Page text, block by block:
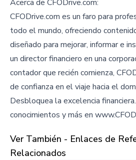
Acerca de CFODrive.com:
CFODrive.com es un faro para
todo el mundo, ofreciendo
diseñado para mejorar, informar e
un director financiero en una
contador que recién comienza,
de confianza en el viaje hacia el
Desbloquea la excelencia
conocimientos y más en
Ver También - Enlaces de
Relacionados